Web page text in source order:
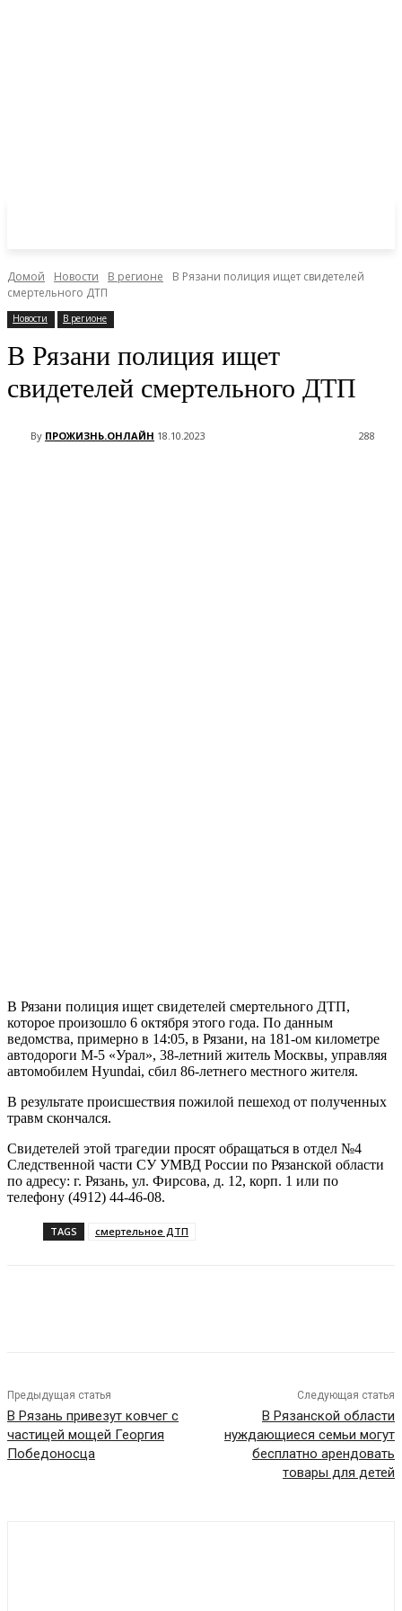
Домой Новости В регионе
В Рязани полиция ищет свидетелей
смертельного ДТП
Новости В регионе
В Рязани полиция ищет
свидетелей смертельного ДТП
By ПРОЖИЗНЬ.ОНЛАЙН 18.10.2023 288
В Рязани полиция ищет свидетелей смертельного ДТП,
которое произошло 6 октября этого года. По данным
ведомства, примерно в 14:05, в Рязани, на 181-ом километре
автодороги М-5 «Урал», 38-летний житель Москвы, управляя
автомобилем Hyundai, сбил 86-летнего местного жителя.
В результате происшествия пожилой пешеход от полученных
травм скончался.
Свидетелей этой трагедии просят обращаться в отдел №4
Следственной части СУ УМВД России по Рязанской области
по адресу: г. Рязань, ул. Фирсова, д. 12, корп. 1 или по
телефону (4912) 44-46-08.
TAGS смертельное ДТП
Предыдущая статья
В Рязань привезут ковчег с
частицей мощей Георгия
Победоносца
Следующая статья
В Рязанской области
нуждающиеся семьи могут
бесплатно арендовать
товары для детей